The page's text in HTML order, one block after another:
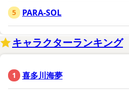
PARA-SOL
キャラクターランキング
喜多川海夢